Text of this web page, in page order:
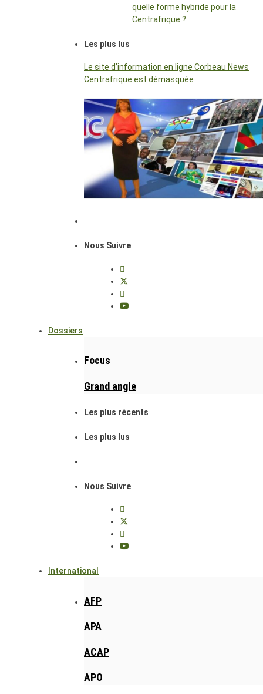
quelle forme hybride pour la
Centrafrique ?
Les plus lus
Le site d’information en ligne Corbeau News
Centrafrique est démasquée
Nous Suivre
Dossiers
Focus
Grand angle
Les plus récents
Les plus lus
Nous Suivre
International
AFP
APA
ACAP
APO